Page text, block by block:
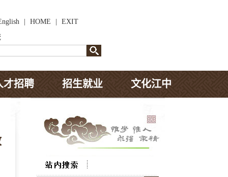
HOME
EXIT
才招聘 招生就业 文化江中